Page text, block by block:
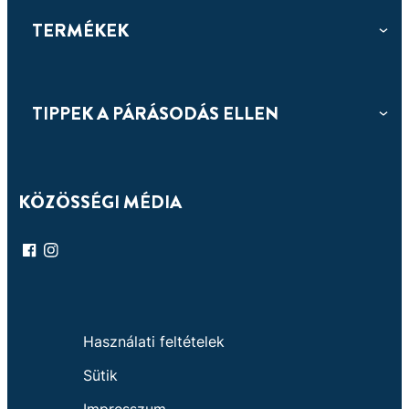
aromaterápiás illattal
TERMÉKEK
TIPPEK A PÁRÁSODÁS ELLEN
KÖZÖSSÉGI MÉDIA
Használati feltételek
Sütik